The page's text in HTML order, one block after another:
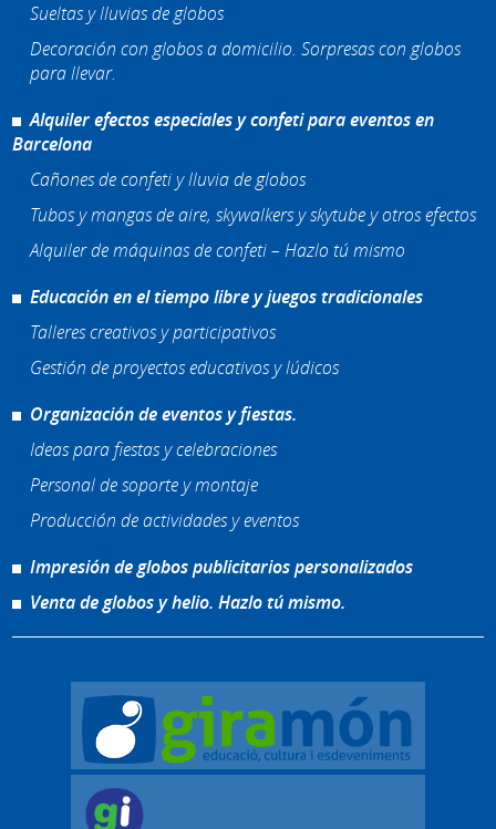
Sueltas y lluvias de globos
Decoración con globos a domicilio. Sorpresas con globos
para llevar.
Alquiler efectos especiales y confeti para eventos en
Barcelona
Cañones de confeti y lluvia de globos
Tubos y mangas de aire, skywalkers y skytube y otros efectos
Alquiler de máquinas de confeti – Hazlo tú mismo
Educación en el tiempo libre y juegos tradicionales
Talleres creativos y participativos
Gestión de proyectos educativos y lúdicos
Organización de eventos y fiestas.
Ideas para fiestas y celebraciones
Personal de soporte y montaje
Producción de actividades y eventos
Impresión de globos publicitarios personalizados
Venta de globos y helio. Hazlo tú mismo.